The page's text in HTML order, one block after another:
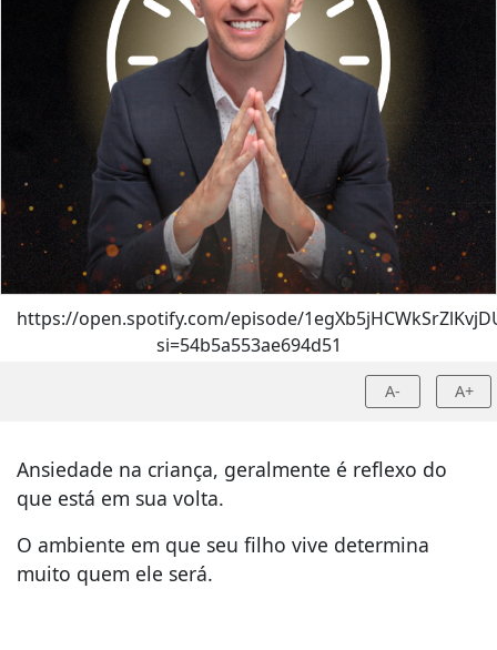
https://open.spotify.com/episode/
si=54b5a553ae694d51
A- A+
Ansiedade na criança, geralmente é reflexo do
que está em sua volta.
O ambiente em que seu filho vive determina
muito quem ele será.